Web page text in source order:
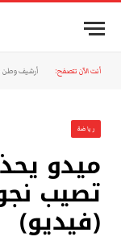
أنت الآن تتصفح: أرشيف وطن
رياضة
ميدو
تصيب
(فيديو)